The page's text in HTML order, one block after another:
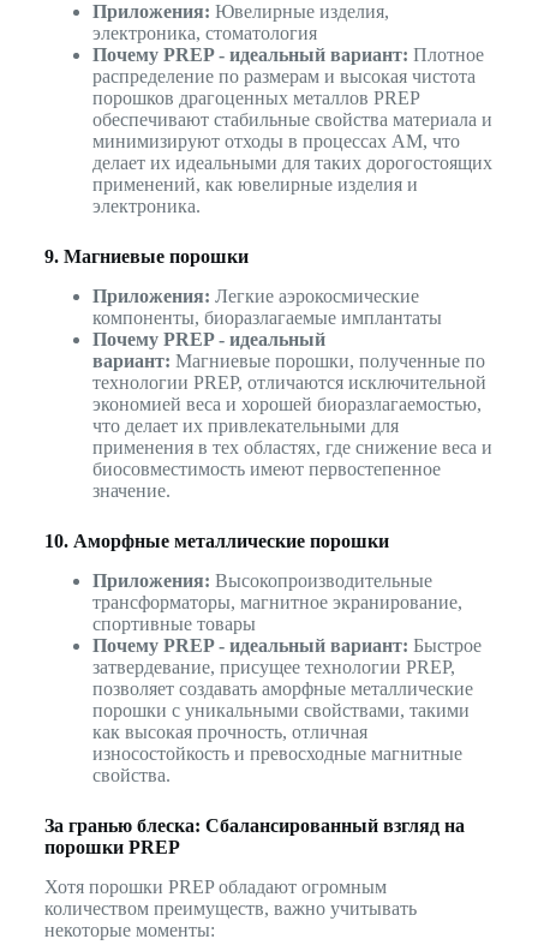
Приложения: Ювелирные изделия,
электроника, стоматология
Почему PREP - идеальный вариант: Плотное
распределение по размерам и высокая чистота
порошков драгоценных металлов PREP
обеспечивают стабильные свойства материала и
минимизируют отходы в процессах AM, что
делает их идеальными для таких дорогостоящих
применений, как ювелирные изделия и
электроника.
9. Магниевые порошки
Приложения: Легкие аэрокосмические
компоненты, биоразлагаемые имплантаты
Почему PREP - идеальный
вариант: Магниевые порошки, полученные по
технологии PREP, отличаются исключительной
экономией веса и хорошей биоразлагаемостью,
что делает их привлекательными для
применения в тех областях, где снижение веса и
биосовместимость имеют первостепенное
значение.
10. Аморфные металлические порошки
Приложения: Высокопроизводительные
трансформаторы, магнитное экранирование,
спортивные товары
Почему PREP - идеальный вариант: Быстрое
затвердевание, присущее технологии PREP,
позволяет создавать аморфные металлические
порошки с уникальными свойствами, такими
как высокая прочность, отличная
износостойкость и превосходные магнитные
свойства.
За гранью блеска: Сбалансированный взгляд на
порошки PREP
Хотя порошки PREP обладают огромным
количеством преимуществ, важно учитывать
некоторые моменты: